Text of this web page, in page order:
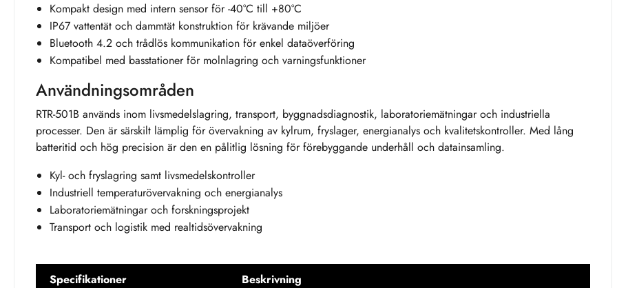
Kompakt design med intern sensor för -40°C till +80°C
IP67 vattentät och dammtät konstruktion för krävande miljöer
Bluetooth 4.2 och trådlös kommunikation för enkel dataöverföring
Kompatibel med basstationer för molnlagring och varningsfunktioner
Användningsområden
RTR-501B används inom livsmedelslagring, transport, byggnadsdiagnostik, laboratoriemätningar och industriella
processer. Den är särskilt lämplig för övervakning av kylrum, fryslager, energianalys och kvalitetskontroller. Med lång
batteritid och hög precision är den en pålitlig lösning för förebyggande underhåll och datainsamling.
Kyl- och fryslagring samt livsmedelskontroller
Industriell temperaturövervakning och energianalys
Laboratoriemätningar och forskningsprojekt
Transport och logistik med realtidsövervakning
Specifikationer
Beskrivning